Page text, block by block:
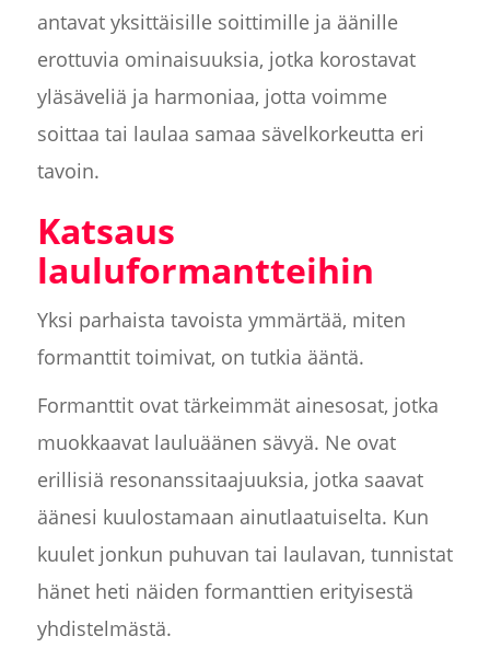
antavat yksittäisille soittimille ja äänille
erottuvia ominaisuuksia, jotka korostavat
yläsäveliä ja harmoniaa, jotta voimme
soittaa tai laulaa samaa sävelkorkeutta eri
tavoin.
Katsaus
lauluformantteihin
Yksi parhaista tavoista ymmärtää, miten
formanttit toimivat, on tutkia ääntä.
Formanttit ovat tärkeimmät ainesosat, jotka
muokkaavat lauluäänen sävyä. Ne ovat
erillisiä resonanssitaajuuksia, jotka saavat
äänesi kuulostamaan ainutlaatuiselta. Kun
kuulet jonkun puhuvan tai laulavan, tunnistat
hänet heti näiden formanttien erityisestä
yhdistelmästä.